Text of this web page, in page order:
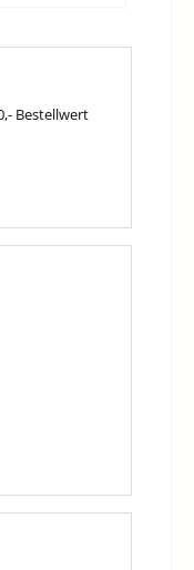
Bestellwert